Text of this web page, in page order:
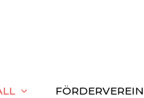
FÖRDERVEREIN